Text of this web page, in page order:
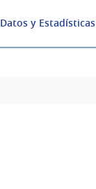
Datos y Estadísticas